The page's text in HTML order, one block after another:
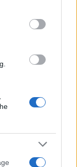
below Google
all’alba: ferito il
zuppa
perdere
libera,